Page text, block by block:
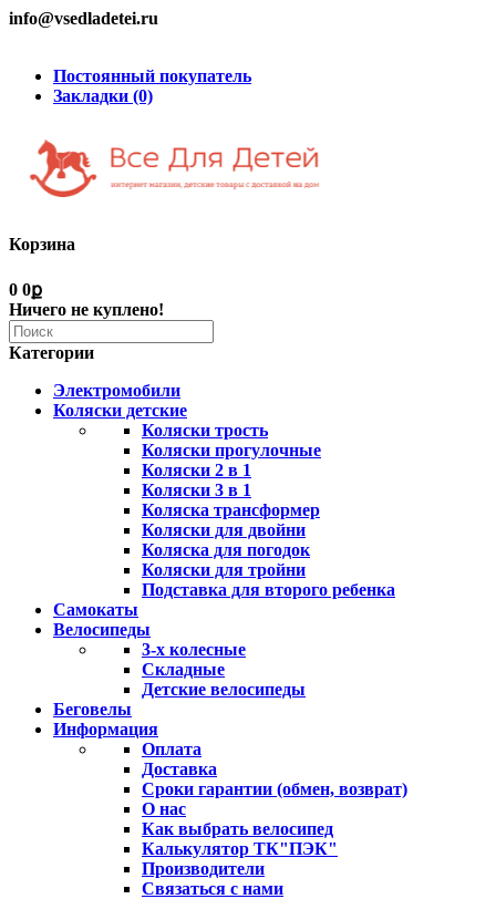
info@vsedladetei.ru
Постоянный покупатель
Закладки (0)
Корзина
0 0ք
Ничего не куплено!
Категории
Электромобили
Коляски детские
Коляски трость
Коляски прогулочные
Коляски 2 в 1
Коляски 3 в 1
Коляска трансформер
Коляски для двойни
Коляска для погодок
Коляски для тройни
Подставка для второго ребенка
Самокаты
Велосипеды
3-х колесные
Складные
Детские велосипеды
Беговелы
Информация
Оплата
Доставка
Сроки гарантии (обмен, возврат)
О нас
Как выбрать велосипед
Калькулятор ТК"ПЭК"
Производители
Связаться с нами